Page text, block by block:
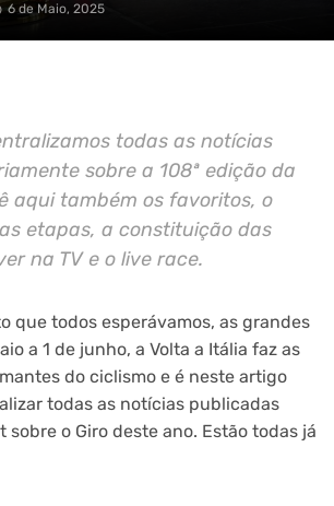
6 de Maio, 2025
todas as notícias
sobre a 108ª edição da
aqui também os favoritos, o
etapas, a constituição das
na TV e o live race.
que todos esperávamos, as grandes
a 1 de junho, a Volta a Itália faz as
do ciclismo e é neste artigo
todas as notícias publicadas
sobre o Giro deste ano. Estão todas já